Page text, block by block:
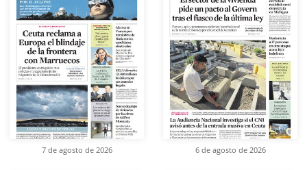
7 de agosto de 2026 6 de agosto de 2026